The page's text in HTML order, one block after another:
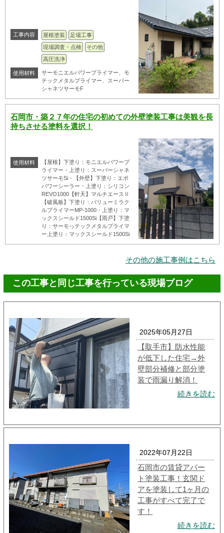
工事内容 屋根塗装
足場工事
現場調査・点検
その他
高圧洗浄
使用材料
サーモニエルパワープライマー、モ
テックメタルプライマー、スーパー
シャネツサーモF
石岡市・築２７年の住宅の初めての外壁塗装工事は美観を長
持ちさせる塗料を選択！
使用材料
【屋根】下塗り：モニエルパワープ
ライマー・上塗り：スーパーシャネ
ツサーモSi・【外壁】下塗り：エポ
パワーシーラー・上塗り：シリコン
REVO1000【軒天】マルチエースⅡ
【破風板】下塗り：バリューミラク
ルプライマーMP-1000・上塗り：マ
ックスシールド1500Si【雨戸】下塗
り：サーモっテックメタルプライマ
ー上塗り：マックスシールド1500Si
その他の施工事例はこちら
この工事と同じ工事を行っている現場ブログ
2025年05月27日
【取手市】防水性能
が低下した住宅→外
壁部分補修と部分塗
装で雨漏り解消！
続きを読む
2022年07月22日
石岡市の賃貸アパー
ト塗装工事！玄関ド
アを塗装して1ヶ月の
工事がすべて完了で
す！
続きを読む